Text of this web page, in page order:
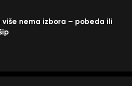
više nema izbora – pobeda ili